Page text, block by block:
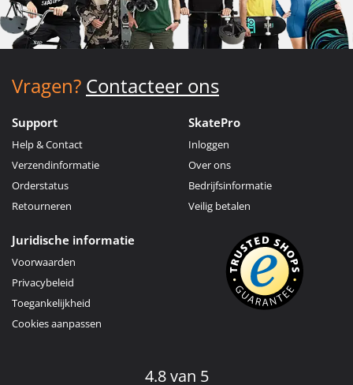
Vragen? Contacteer ons
Support
Help & Contact
Verzendinformatie
Orderstatus
Retourneren
SkatePro
Inloggen
Over ons
Bedrijfsinformatie
Veilig betalen
Juridische informatie
Voorwaarden
Privacybeleid
Toegankelijkheid
Cookies aanpassen
4.8 van 5